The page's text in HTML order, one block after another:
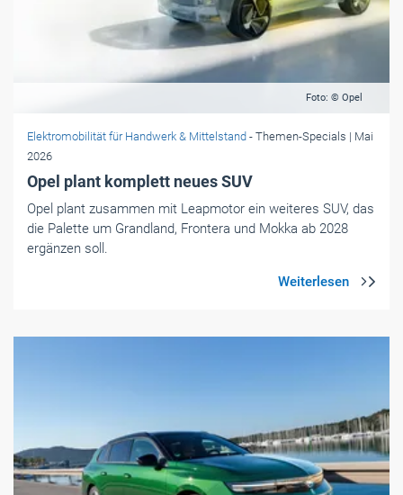
Foto: © Opel
Elektromobilität für Handwerk & Mittelstand - Themen-Specials | Mai
2026
Opel plant komplett neues SUV
Opel plant zusammen mit Leapmotor ein weiteres SUV, das
die Palette um Grandland, Frontera und Mokka ab 2028
ergänzen soll.